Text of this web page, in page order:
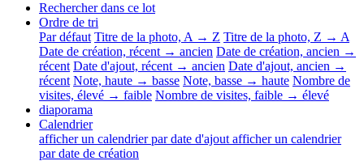
Rechercher dans ce lot
Ordre de tri
Par défaut Titre de la photo, A → Z Titre de la photo, Z → A
Date de création, récent → ancien Date de création, ancien →
récent Date d'ajout, récent → ancien Date d'ajout, ancien →
récent Note, haute → basse Note, basse → haute Nombre de
visites, élevé → faible Nombre de visites, faible → élevé
diaporama
Calendrier
afficher un calendrier par date d'ajout afficher un calendrier
par date de création